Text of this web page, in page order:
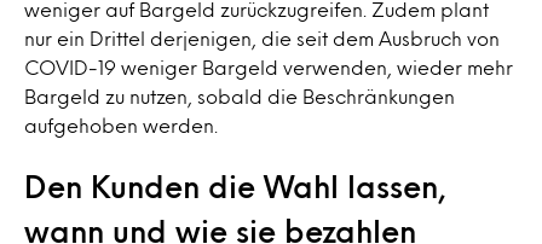
weniger auf Bargeld zurückzugreifen. Zudem plant
nur ein Drittel derjenigen, die seit dem Ausbruch von
COVID-19 weniger Bargeld verwenden, wieder mehr
Bargeld zu nutzen, sobald die Beschränkungen
aufgehoben werden.
Den Kunden die Wahl lassen,
wann und wie sie bezahlen